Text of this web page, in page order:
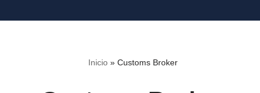
Inicio» Customs Broker